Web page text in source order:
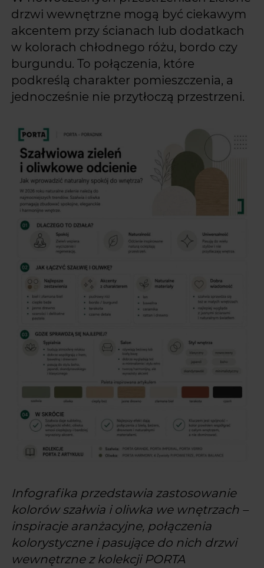
drzwi wewnętrzne mogą być ciekawym
akcentem przy ścianach lub dodatkach
w kolorach chłodnego różu, bordo czy
burgundu. To połączenia, które
podkreślą charakter pomieszczenia, a
jednocześnie nie przytłoczą przestrzeni.
Infografika przedstawia zastosowanie
kolorów szałwia i oliwka we wnętrzach –
inspiracje aranżacyjne, połączenia
kolorystyczne i pasujące do nich drzwi
wewnętrzne z kolekcji PORTA